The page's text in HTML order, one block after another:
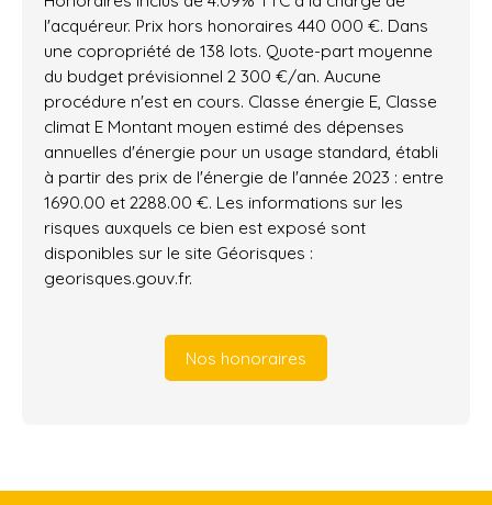
l'acquéreur. Prix hors honoraires 440 000 €. Dans
une copropriété de 138 lots. Quote-part moyenne
du budget prévisionnel 2 300 €/an. Aucune
procédure n'est en cours. Classe énergie E, Classe
climat E Montant moyen estimé des dépenses
annuelles d'énergie pour un usage standard, établi
à partir des prix de l'énergie de l'année 2023 : entre
1690.00 et 2288.00 €. Les informations sur les
risques auxquels ce bien est exposé sont
disponibles sur le site Géorisques :
georisques.gouv.fr.
Nos honoraires